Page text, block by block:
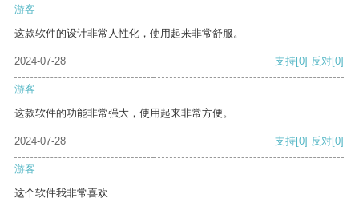
游客
这款软件的设计非常人性化，使用起来非常舒服。
2024-07-28 支持[0] 反对[0]
游客
这款软件的功能非常强大，使用起来非常方便。
2024-07-28 支持[0] 反对[0]
游客
这个软件我非常喜欢